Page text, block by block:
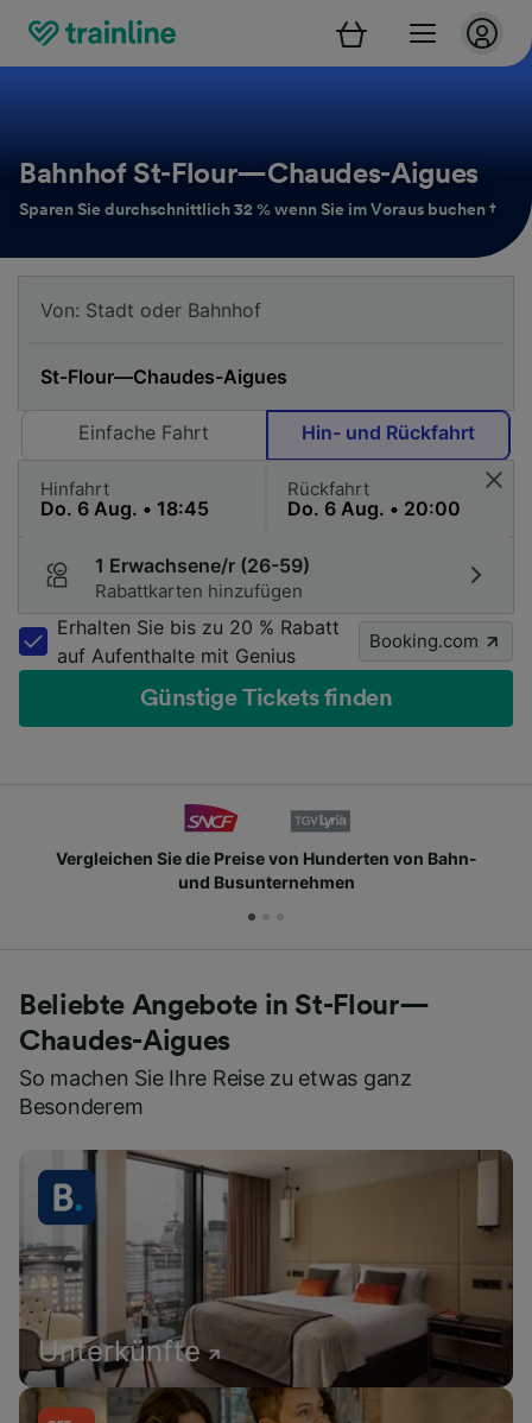
Bahnhof St-Flour—Chaudes-Aigues
Sparen Sie durchschnittlich 32 % wenn Sie im Voraus buchen †
Einfache Fahrt Hin- und Rückfahrt
Hinfahrt Rückfahrt
1 Erwachsene/r (26-59)
Rabattkarten hinzufügen
Erhalten Sie bis zu 20 % Rabatt
auf Aufenthalte mit Genius
Booking.com
Günstige Tickets finden
von Bahn- Schließen Sie sich Millionen
Beliebte Angebote in St-Flour—
Chaudes-Aigues
So machen Sie Ihre Reise zu etwas ganz
Besonderem
Unterkünfte